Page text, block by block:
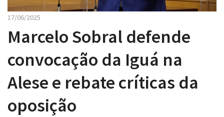
17/06/2025
Marcelo Sobral defende
convocação da Iguá na
Alese e rebate críticas da
oposição